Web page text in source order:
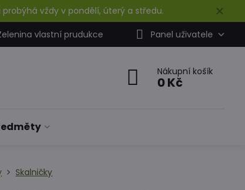
✕
vždy v pondělí, úterý a středu.
vlastní prudukce Panel uživatele
Nákupní košík
0 Kč
Skalničky